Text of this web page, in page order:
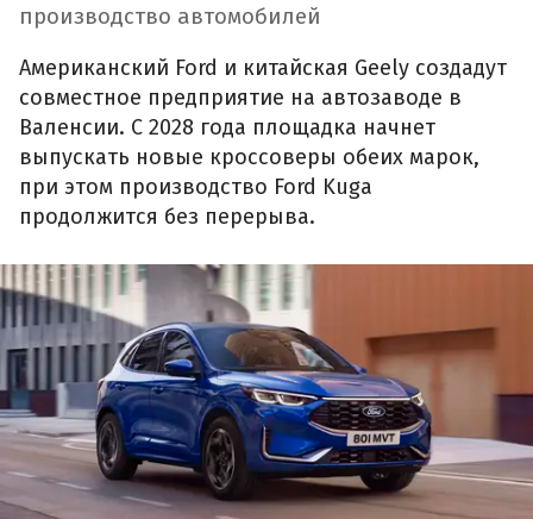
производство автомобилей
Американский Ford и китайская Geely создадут
совместное предприятие на автозаводе в
Валенсии. С 2028 года площадка начнет
выпускать новые кроссоверы обеих марок,
при этом производство Ford Kuga
продолжится без перерыва.